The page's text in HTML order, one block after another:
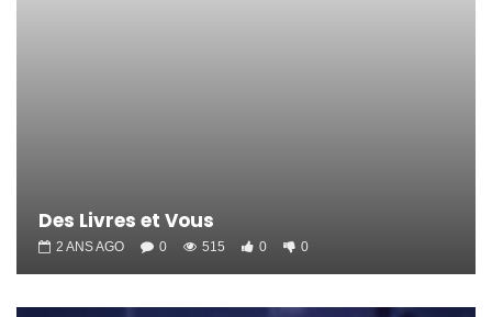
Des Livres et Vous
2 ANS AGO 0 515 0 0